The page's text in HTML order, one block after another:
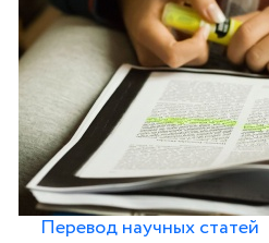
Перевод научных статей